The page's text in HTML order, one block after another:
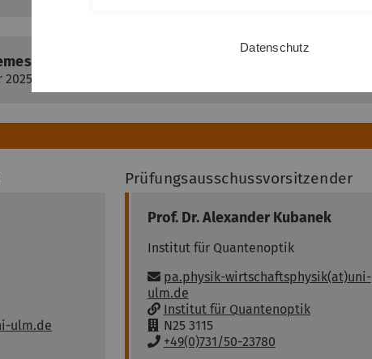
available - changes still possible
ulm.de
Prüfungsausschussvorsitzender
Prof. Dr.Alexander Kubanek
Institut für Quantenoptik
E
-
M
a
i
pa.physik-wirtschaftsphysik(at)uni-
ulm.de
w
w
w
Institut für Quantenoptik
R
a
N25 3115
T+49(0)731/50-23780
Datenschutz